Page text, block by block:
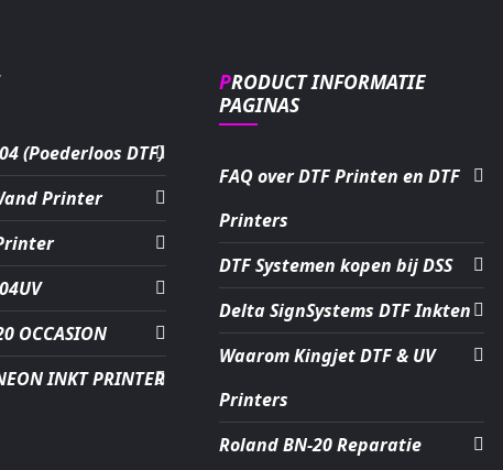
(Poederloos DTF)
Printer
OCCASION
INKT PRINTER
PRODUCT INFORMATIE
PAGINAS
FAQ over DTF Printen en DTF
Printers
DTF Systemen kopen bij DSS
Delta SignSystems DTF Inkten
Waarom Kingjet DTF & UV
Printers
Roland BN-20 Reparatie